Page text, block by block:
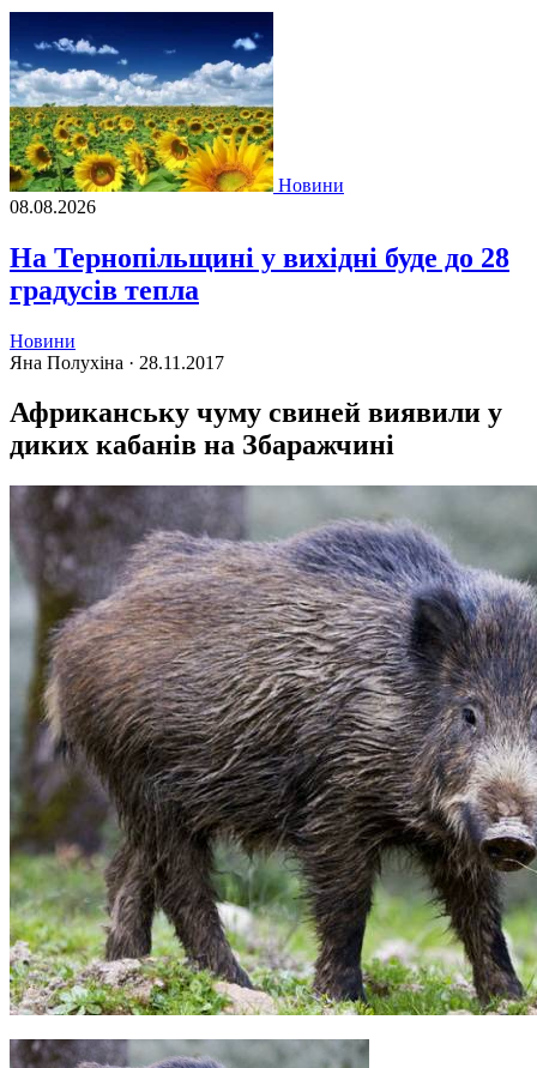
Новини
08.08.2026
На Тернопільщині у вихідні буде до 28
градусів тепла
Новини
Яна Полухіна · 28.11.2017
Африканську чуму свиней виявили у
диких кабанів на Збаражчині